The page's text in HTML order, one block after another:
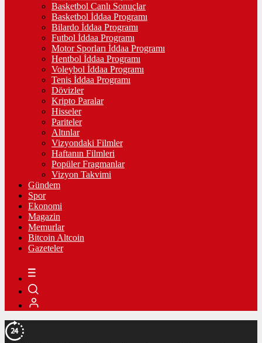
Basketbol Canlı Sonuçlar
Basketbol İddaa Programı
Bilardo İddaa Programı
Futbol İddaa Programı
Motor Sporları İddaa Programı
Hentbol İddaa Programı
Voleybol İddaa Programı
Tenis İddaa Programı
Dövizler
Kripto Paralar
Hisseler
Pariteler
Altınlar
Vizyondaki Filmler
Haftanın Filmleri
Popüler Fragmanlar
Vizyon Takvimi
Gündem
Spor
Ekonomi
Magazin
Memurlar
Bitcoin Altcoin
Gazeteler